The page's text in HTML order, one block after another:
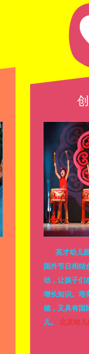
英才幼儿
国外节日相结
动，让孩子们
增长知识。培
德，又具有国
儿。 北京幼儿